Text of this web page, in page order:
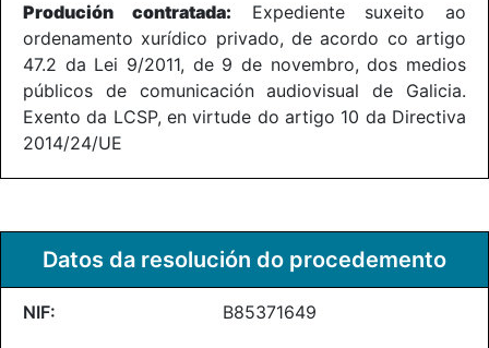
Produción contratada: Expediente suxeito ao
ordenamento xurídico privado, de acordo co artigo
47.2 da Lei 9/2011, de 9 de novembro, dos medios
públicos de comunicación audiovisual de Galicia.
Exento da LCSP, en virtude do artigo 10 da Directiva
2014/24/UE
Datos da resolución do procedemento
B85371649